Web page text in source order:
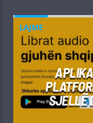
LAJME
SJELLË